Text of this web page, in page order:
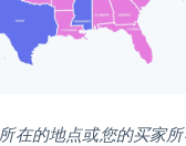
在的地点或您的买家